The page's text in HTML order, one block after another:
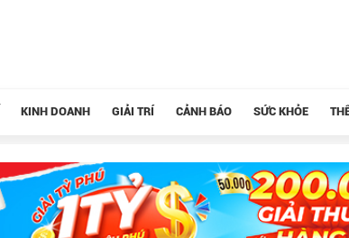
KINH DOANH GIẢI TRÍ CẢNH BÁO SỨC KHỎE